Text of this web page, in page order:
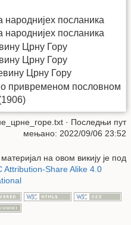
посланика
посланика
Црну Гору
Црну Гору
Црну Гору
привременом пословном
· Последњи пут
мењано: 2022/09/06 23:52
на овом викију је под
Attribution-Share Alike 4.0